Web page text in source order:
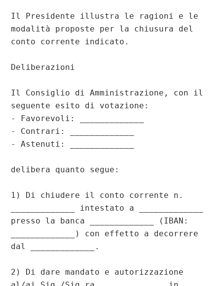
Il Presidente illustra le ragioni e le
modalità proposte per la chiusura del
conto corrente indicato.
Deliberazioni
Il Consiglio di Amministrazione, con il
seguente esito di votazione:
- Favorevoli: _____________
- Contrari: _____________
- Astenuti: _____________
delibera quanto segue:
1) Di chiudere il conto corrente n.
_____________ intestato a _____________
presso la banca _____________ (IBAN:
_____________) con effetto a decorrere
dal _____________.
2) Di dare mandato e autorizzazione